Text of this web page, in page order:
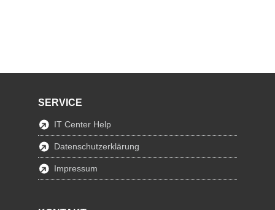
SERVICE
IT Center Help
Datenschutzerklärung
Impressum